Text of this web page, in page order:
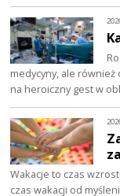
medycyny, ale również
na heroiczny gest w
Wakacje to czas
czas wakacji od